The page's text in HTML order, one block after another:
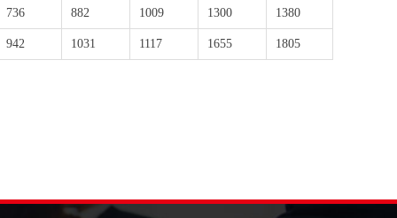
736 882 1009 1300 1380
942 1031 1117 1655 1805